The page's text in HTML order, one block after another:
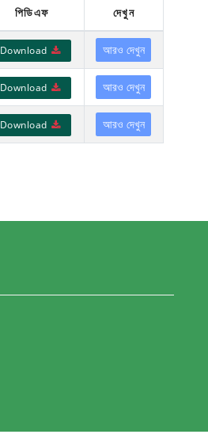
পিডিএফ দেখুন
Download আরও দেখুন
Download আরও দেখুন
Download আরও দেখুন